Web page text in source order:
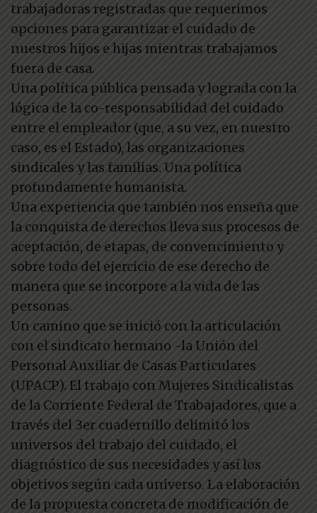
trabajadoras registradas que requerimos
opciones para garantizar el cuidado de
nuestros hijos e hijas mientras trabajamos
fuera de casa.
Una política pública pensada y lograda con la
lógica de la co-responsabilidad del cuidado
entre el empleador (que, a su vez, en nuestro
caso, es el Estado), las organizaciones
sindicales y las familias. Una política
profundamente humanista.
Una experiencia que también nos enseña que
la conquista de derechos lleva sus procesos de
aceptación, de etapas, de convencimiento y
sobre todo del ejercicio de ese derecho de
manera que se incorpore a la vida de las
personas.
Un camino que se inició con la articulación
con el sindicato hermano -la Unión del
Personal Auxiliar de Casas Particulares
(UPACP). El trabajo con Mujeres Sindicalistas
de la Corriente Federal de Trabajadores, que a
través del 3er cuadernillo delimitó los
universos del trabajo del cuidado, el
diagnóstico de sus necesidades y así los
objetivos según cada universo. La elaboración
de la propuesta concreta de modificación de